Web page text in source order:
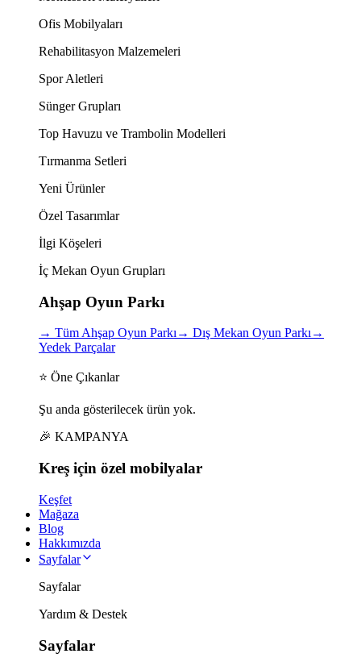
Ofis Mobilyaları
Rehabilitasyon Malzemeleri
Spor Aletleri
Sünger Grupları
Top Havuzu ve Trambolin Modelleri
Tırmanma Setleri
Yeni Ürünler
Özel Tasarımlar
İlgi Köşeleri
İç Mekan Oyun Grupları
Ahşap Oyun Parkı
→ Tüm Ahşap Oyun Parkı→ Dış Mekan Oyun Parkı→
Yedek Parçalar
⭐ Öne Çıkanlar
Şu anda gösterilecek ürün yok.
🎉 KAMPANYA
Kreş için özel mobilyalar
Keşfet
Mağaza
Blog
Hakkımızda
Sayfalar
Sayfalar
Yardım & Destek
Sayfalar